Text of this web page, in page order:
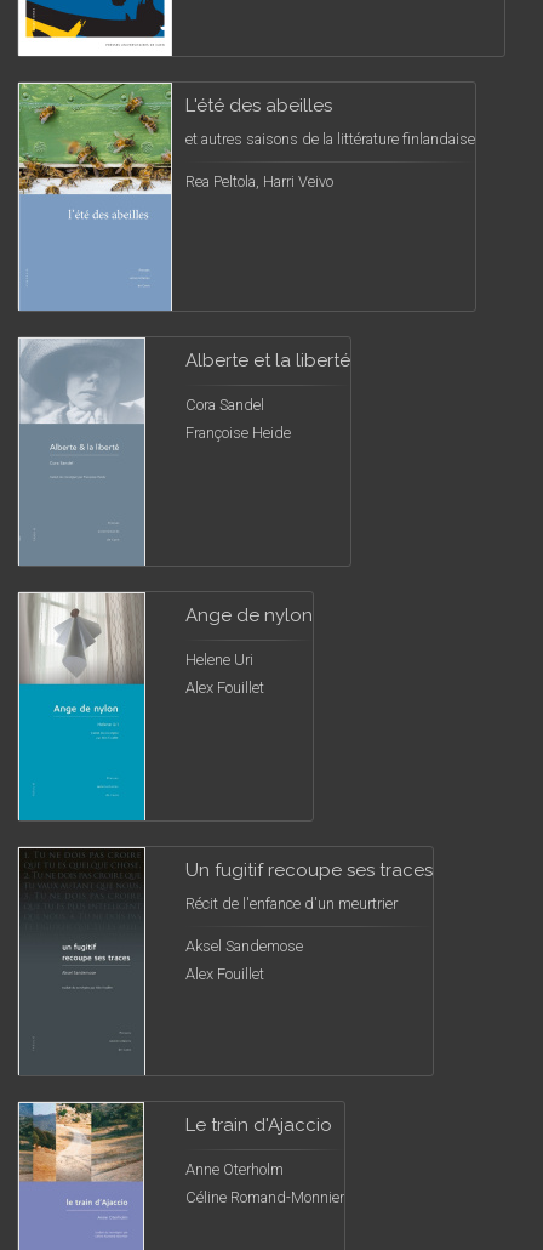
L'été des abeilles
et autres saisons de la littérature finlandaise
Rea Peltola, Harri Veivo
Alberte et la liberté
Cora Sandel
Françoise Heide
Ange de nylon
Helene Uri
Alex Fouillet
Un fugitif recoupe ses traces
Récit de l'enfance d'un meurtrier
Aksel Sandemose
Alex Fouillet
Le train d'Ajaccio
Anne Oterholm
Céline Romand-Monnier